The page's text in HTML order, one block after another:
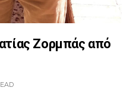
Ζορμπάς από